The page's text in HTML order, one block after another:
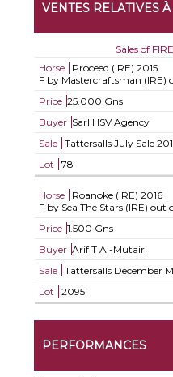
VENTES RELATIVES
Sales of
Horse
Proceed (IRE) 2015
F by Mastercraftsman (IRE)
Price 25.000 Gns
Buyer Sarl HSV Agency
Sale
Tattersalls July Sale
Lot
78
Horse Roanoke (IRE) 2016
F by Sea The Stars (IRE) out
Price 1.500 Gns
Buyer Arif T Al-Mutairi
Sale
Tattersalls December
Lot
2095
PERFORMANCES